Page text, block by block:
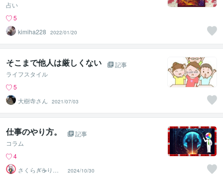
占い
5
kimiha228
2022/01/20
そこまで他人は厳しくない
記事
ライフスタイル
5
大樹寺さん
2021/07/03
仕事のやり方。
記事
コラム
4
さくらぎ☕りょ
う⛎癒やし電話
2024/10/30